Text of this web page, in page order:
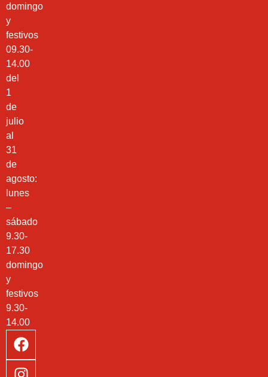
domingo
y
festivos
09.30-
14.00
del
1
de
julio
al
31
de
agosto:
lunes
–
sábado
9.30-
17.30
domingo
y
festivos
9.30-
14.00